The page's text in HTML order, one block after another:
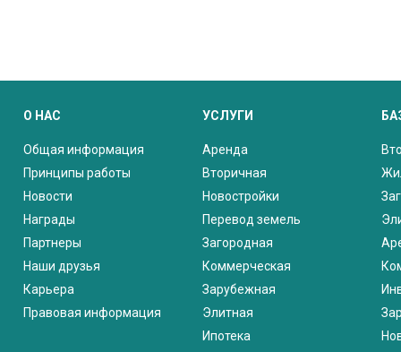
О НАС
Общая информация
Принципы работы
Новости
Награды
Партнеры
Наши друзья
Карьера
Правовая информация
УСЛУГИ
Аренда
Вторичная
Новостройки
Перевод земель
Загородная
Коммерческая
Зарубежная
Элитная
Ипотека